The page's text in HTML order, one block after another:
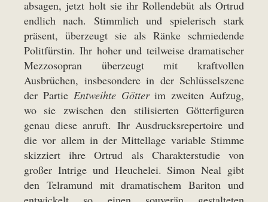
absagen, jetzt holt sie ihr Rollendebüt als Ortrud
endlich nach. Stimmlich und spielerisch stark
präsent, überzeugt sie als Ränke schmiedende
Politfürstin. Ihr hoher und teilweise dramatischer
Mezzosopran überzeugt mit kraftvollen
Ausbrüchen, insbesondere in der Schlüsselszene
der Partie Entweihte Götterim zweiten Aufzug,
wo sie zwischen den stilisierten Götterfiguren
genau diese anruft. Ihr Ausdrucksrepertoire und
die vor allem in der Mittellage variable Stimme
skizziert ihre Ortrud als Charakterstudie von
großer Intrige und Heuchelei. Simon Neal gibt
den Telramund mit dramatischem Bariton und